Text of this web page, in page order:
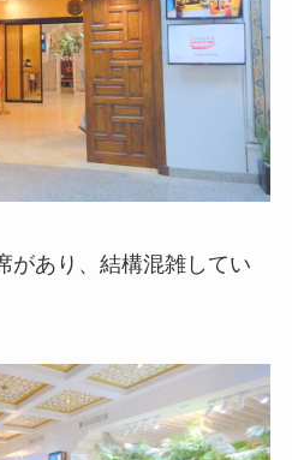
があり、結構混雑してい